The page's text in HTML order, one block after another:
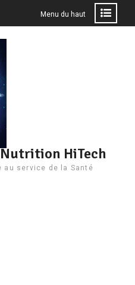
Menu du haut
HiTech
service de la Santé